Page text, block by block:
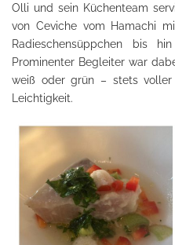
Olli und sein Küchenteam
von Ceviche vom Hamachi
Radieschensüppchen bis
Prominenter Begleiter war
weiß oder grün – stets
Leichtigkeit.